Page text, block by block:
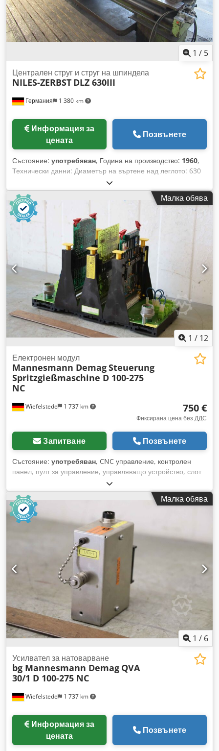
1 / 5
Германия 1 380 km
Централен струг и струг на шпиндела
NILES-ZERBST DLZ 630III
Информация за
цената
Позвънете
Състояние: употребяван, Година на производство: 1960,
Технически данни: Диаметър на въртене над леглото: 630
мм Диаметър на въртене над супорта: 320 мм Дължина на
въртене: 2800 мм Разстояние между центровете: 2800 мм
Диаметър на въртене в изреза: 700 мм Дължина на изреза:
450 мм Dodpfxeu Ix A Ee Am Rswa Отвор на работното
вретено: 70 мм Тегло на машината приблизително: 4,4 т
Габаритни размери на машината (ДxШxВ): прибл. 4,7 x 1,5 x
1,5 м Възможност за нарязване на резби Оборудване: 4-
челюстен патронник различни центрове зъбни колела
челюсти и дребни части люнет
Малка обява
1 / 12
Wiefelstede 1 737 km
Електронен модул
Mannesmann DemagSteuerung
Spritzgießmaschine D 100-275
NC
750 €
Фиксирана цена без ДДС
Запитване Позвънете
Състояние: употребяван, CNC управление, контролен
панел, пулт за управление, управляващо устройство, слот
за карти, контролни карти, MC3 управление, плъгин карти,
печатни платки, вентилен модул, усилвател за вентили,
платка, аналогова разпределителна платка,
разпределителна печатна платка, усилвател за вентили,
шинна платка, шинова платка, процесорна карта,
интерфейсна карта, платка за температурен контрол -
Производител: Bachmann, електронни управляващи
модули от шприц машина Demag D 100-275 NC - Носач за
плъгин карти: Murrelektronik 630055 - Контролна карта:
Philips 9404 780 020 Djdpfx Asn Hbcksm Rjwa - Отделни
компоненти: вижте снимките - Цена/Продажба: комплект -
Малка обява
1 / 6
Wiefelstede 1 737 km
Усилвател за натоварване
bg Mannesmann Demag QVA
30/1 D 100-275 NC
Информация за
цената
Позвънете